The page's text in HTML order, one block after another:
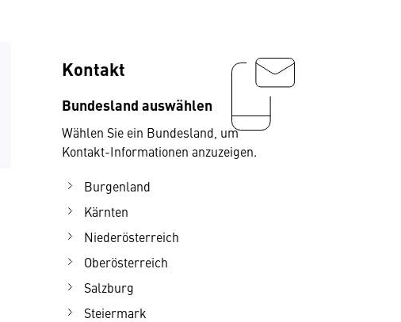
Kontakt
Bundesland auswählen
Wählen Sie ein Bundesland, um
Kontakt-Informationen anzuzeigen.
Burgenland
Kärnten
Niederösterreich
Oberösterreich
Salzburg
Steiermark